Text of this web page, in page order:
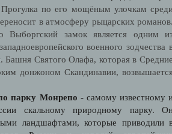
Прогулка по его мощёным улочкам
в атмосферу рыцарских
Выборгский замок является одним
военного зодчества
Башня Святого Олафа, которая в
донжоном Скандинавии,
парку Монрепо - самому известному
скальному природному парку.
ландшафтами, которые приводили